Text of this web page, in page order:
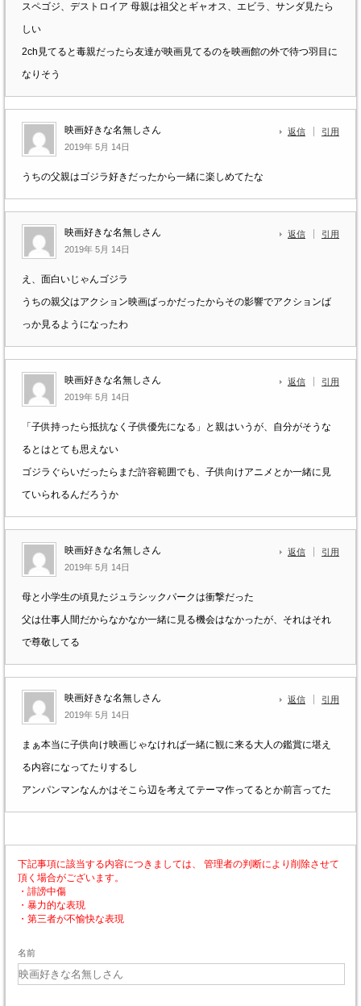
スペゴジ、デストロイア 母親は祖父とギャオス、エビラ、サンダ見たら
しい
2ch見てると毒親だったら友達が映画見てるのを映画館の外で待つ羽目に
なりそう
映画好きな名無しさん
2019年 5月 14日
返信 引用
うちの父親はゴジラ好きだったから一緒に楽しめてたな
映画好きな名無しさん
2019年 5月 14日
返信 引用
え、面白いじゃんゴジラ
うちの親父はアクション映画ばっかだったからその影響でアクションば
っか見るようになったわ
映画好きな名無しさん
2019年 5月 14日
返信 引用
「子供持ったら抵抗なく子供優先になる」と親はいうが、自分がそうな
るとはとても思えない
ゴジラぐらいだったらまだ許容範囲でも、子供向けアニメとか一緒に見
ていられるんだろうか
映画好きな名無しさん
2019年 5月 14日
返信 引用
母と小学生の頃見たジュラシックパークは衝撃だった
父は仕事人間だからなかなか一緒に見る機会はなかったが、それはそれ
で尊敬してる
映画好きな名無しさん
2019年 5月 14日
返信 引用
まぁ本当に子供向け映画じゃなければ一緒に観に来る大人の鑑賞に堪え
る内容になってたりするし
アンパンマンなんかはそこら辺を考えてテーマ作ってるとか前言ってた
下記事項に該当する内容につきましては、 管理者の判断により削除させて
頂く場合がございます。
・誹謗中傷
・暴力的な表現
・第三者が不愉快な表現
名前